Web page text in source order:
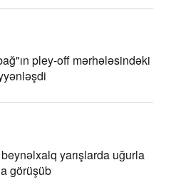
pley-off mərhələsindəki
yarışlarda uğurla
görüşüb